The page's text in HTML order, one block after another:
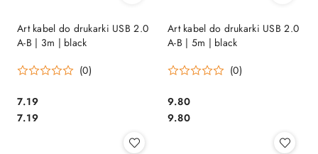
Art kabel do drukarki USB 2.0
A-B | 3m | black
(0)
Cena:
7.19
Cena:
7.19
Art kabel do drukarki USB 2.0
A-B | 5m | black
(0)
Cena:
9.80
Cena:
9.80